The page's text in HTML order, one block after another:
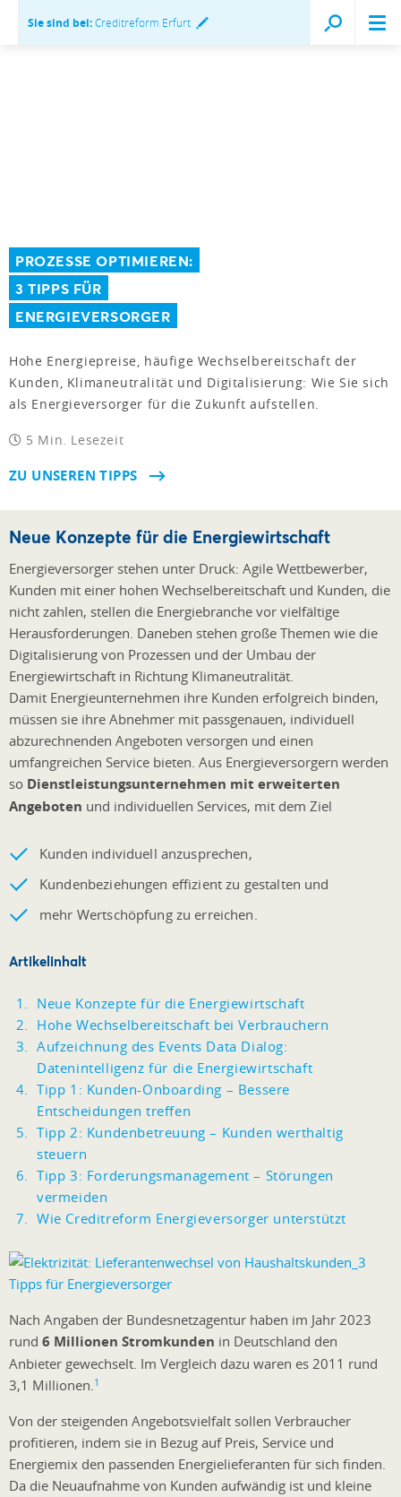
Sie sind bei:Creditreform Erfurt
PROZESSE OPTIMIEREN:
3 TIPPS FÜR
ENERGIEVERSORGER
Hohe Energiepreise, häufige Wechselbereitschaft der
Kunden, Klimaneutralität und Digitalisierung: Wie Sie sich
als Energieversorger für die Zukunft aufstellen.
5 Min. Lesezeit
ZU UNSEREN TIPPS
Neue Konzepte für die Energiewirtschaft
Energieversorger stehen unter Druck: Agile Wettbewerber,
Kunden mit einer hohen Wechselbereitschaft und Kunden, die
nicht zahlen, stellen die Energiebranche vor vielfältige
Herausforderungen. Daneben stehen große Themen wie die
Digitalisierung von Prozessen und der Umbau der
Energiewirtschaft in Richtung Klimaneutralität.
Damit Energieunternehmen ihre Kunden erfolgreich binden,
müssen sie ihre Abnehmer mit passgenauen, individuell
abzurechnenden Angeboten versorgen und einen
umfangreichen Service bieten. Aus Energieversorgern werden
so Dienstleistungsunternehmen mit erweiterten
Angeboten und individuellen Services, mit dem Ziel
Kunden individuell anzusprechen,
Kundenbeziehungen effizient zu gestalten und
mehr Wertschöpfung zu erreichen.
Artikelinhalt
Neue Konzepte für die Energiewirtschaft
Hohe Wechselbereitschaft bei Verbrauchern
Aufzeichnung des Events Data Dialog:
Datenintelligenz für die Energiewirtschaft
Tipp 1: Kunden-Onboarding – Bessere
Entscheidungen treffen
Tipp 2: Kundenbetreuung – Kunden werthaltig
steuern
Tipp 3: Forderungsmanagement – Störungen
vermeiden
Wie Creditreform Energieversorger unterstützt
Nach Angaben der Bundesnetzagentur haben im Jahr 2023
rund 6 Millionen Stromkunden in Deutschland den
Anbieter gewechselt. Im Vergleich dazu waren es 2011 rund
3,1 Millionen.1
Von der steigenden Angebotsvielfalt sollen Verbraucher
profitieren, indem sie in Bezug auf Preis, Service und
Energiemix den passenden Energielieferanten für sich finden.
Da die Neuaufnahme von Kunden aufwändig ist und kleine